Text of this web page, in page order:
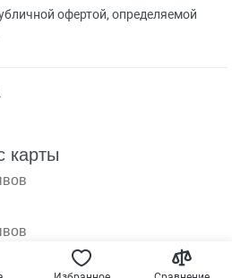
офертой, определяемой
карты